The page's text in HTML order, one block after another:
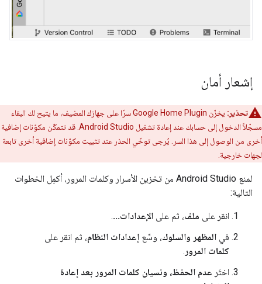
إشعار أمان
تحذير: يخزّن Google Home Pluginسرًا على جهازك المضيف، ما يتيح لك البقاء
مسجّلاً الدخول إلى حسابك عند إعادة تشغيل Android Studio. قد تتمكّن مكوّنات إضافية
أخرى من الوصول إلى هذا السر. يُرجى توخّي الحذر عند تثبيت مكوّنات إضافية أخرى تابعة
لجهات خارجية.
لمنع Android Studio من تخزين الأسرار وكلمات المرور، أكمِل الخطوات
التالية:
انقر على ملف، ثم على الإعدادات....
في المظهر والسلوك، وسِّع إعدادات النظام، ثم انقر على
كلمات المرور .
اختَر عدم الحفظ، ونسيان كلمات المرور بعد إعادة